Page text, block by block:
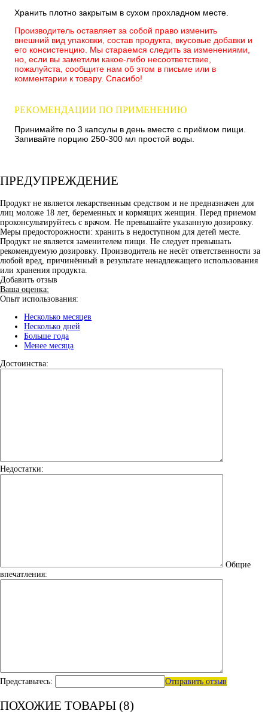
Хранить плотно закрытым в сухом прохладном месте.
Производитель оставляет за собой право изменить
внешний вид упаковки, состав продукта, вкусовые добавки и
его консистенцию. Мы стараемся следить за изменениями,
но, если вы заметили какое-либо несоответствие,
пожалуйста, сообщите нам об этом в письме или в
комментарии к товару. Спасибо!
РЕКОМЕНДАЦИИ ПО ПРИМЕНЕНИЮ
Принимайте по 3 капсулы в день вместе с приёмом пищи.
Запивайте порцию 250-300 мл простой воды.
ПРЕДУПРЕЖДЕНИЕ
Продукт не является лекарственным средством и не предназначен для
лиц моложе 18 лет, беременных и кормящих женщин. Перед приемом
проконсультируйтесь с врачом. Не превышайте указанную дозировку.
Меры предосторожности: хранить в недоступном для детей месте.
Продукт не является заменителем пищи. Не следует превышать
рекомендуемую дозировку. Производитель не несёт ответственности за
любой вред, причинённый в результате ненадлежащего использования
или хранения продукта.
Добавить отзыв
Ваша оценка:
Опыт использования:
Несколько месяцев
Несколько дней
Больше года
Менее месяца
Достоинства:
Недостатки:
Общие
впечатления:
Представьтесь: Отправить отзыв
ПОХОЖИЕ ТОВАРЫ (8)